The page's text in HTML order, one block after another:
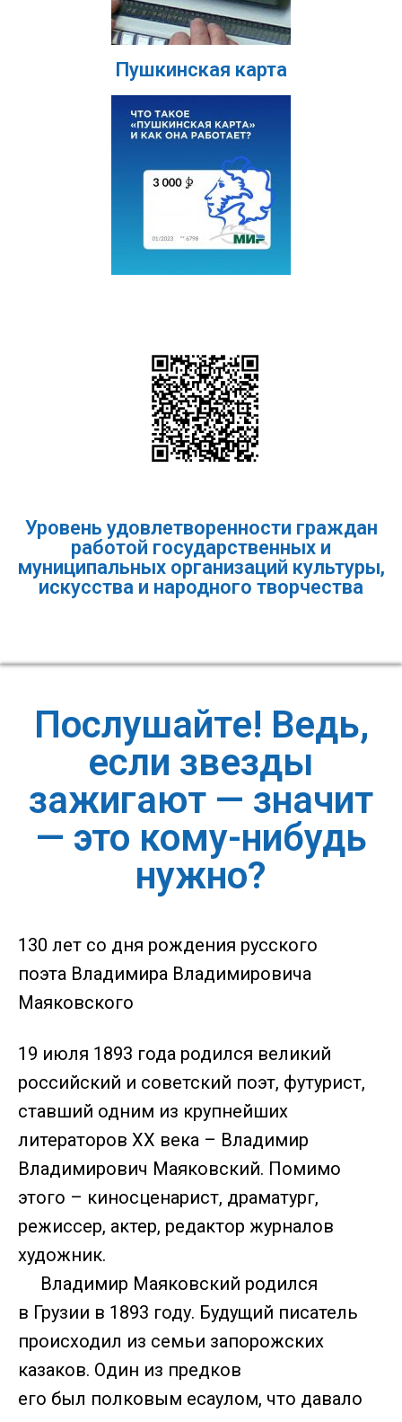
Пушкинская карта
Уровень удовлетворенности граждан
работой государственных и
муниципальных организаций культуры,
искусства и народного творчества
Послушайте! Ведь,
если звезды
зажигают — значит
— это кому-нибудь
нужно?
130 лет со дня рождения русского
поэта Владимира Владимировича
Маяковского
19 июля 1893 года родился великий
российский и советский поэт, футурист,
ставший одним из крупнейших
литераторов ХХ века – Владимир
Владимирович Маяковский. Помимо
этого – киносценарист, драматург,
режиссер, актер, редактор журналов
художник.
Владимир Маяковский родился
в Грузии в 1893 году. Будущий писатель
происходил из семьи запорожских
казаков. Один из предков
его был полковым есаулом, что давало